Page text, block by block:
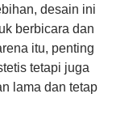
desain ini
berbicara dan
itu, penting
tetapi juga
lama dan tetap